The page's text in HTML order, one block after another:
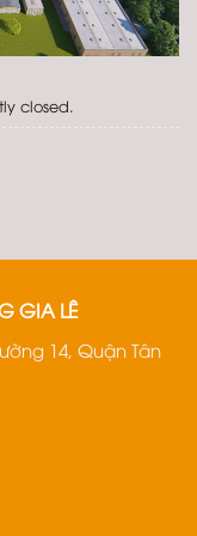
closed.
GIA LÊ
14, Quận Tân